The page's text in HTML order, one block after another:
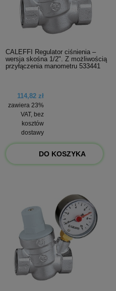
CALEFFI Regulator ciśnienia –
wersja skośna 1/2". Z możliwością
przyłączenia manometru 533441
114,82 zł
zawiera 23%
VAT, bez
kosztów
dostawy
DO KOSZYKA